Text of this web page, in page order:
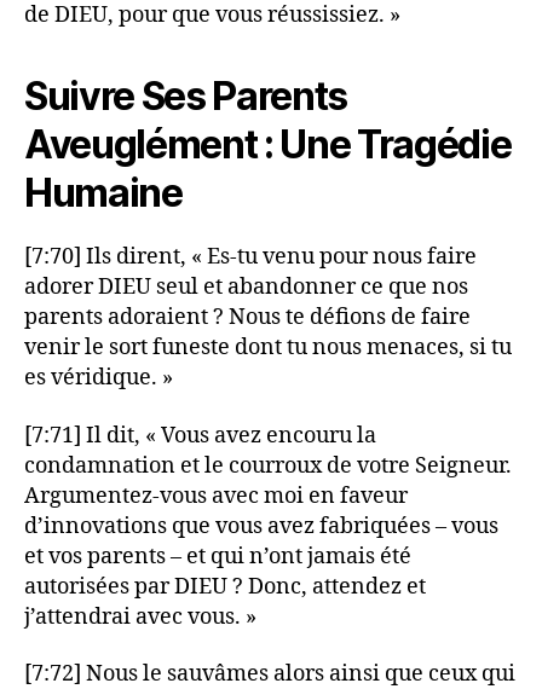
de DIEU, pour que vous réussissiez. »
Suivre Ses Parents
Aveuglément : Une Tragédie
Humaine
[7:70] Ils dirent, « Es-tu venu pour nous faire
adorer DIEU seul et abandonner ce que nos
parents adoraient ? Nous te défions de faire
venir le sort funeste dont tu nous menaces, si tu
es véridique. »
[7:71] Il dit, « Vous avez encouru la
condamnation et le courroux de votre Seigneur.
Argumentez-vous avec moi en faveur
d’innovations que vous avez fabriquées – vous
et vos parents – et qui n’ont jamais été
autorisées par DIEU ? Donc, attendez et
j’attendrai avec vous. »
[7:72] Nous le sauvâmes alors ainsi que ceux qui